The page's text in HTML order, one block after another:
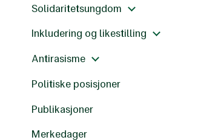
Solidaritetsungdom
Inkludering og likestilling
Antirasisme
Politiske posisjoner
Publikasjoner
Merkedager